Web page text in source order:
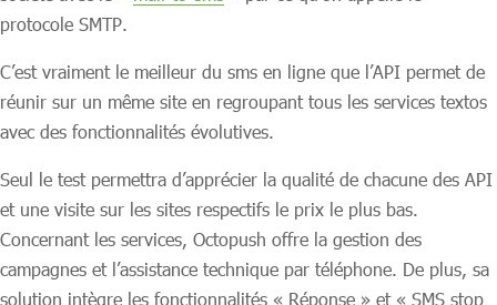
protocole SMTP.
C’est vraiment le meilleur du sms en ligne que l’API permet de
réunir sur un même site en regroupant tous les services textos
avec des fonctionnalités évolutives.
Seul le test permettra d’apprécier la qualité de chacune des API
et une visite sur les sites respectifs le prix le plus bas.
Concernant les services, Octopush offre la gestion des
campagnes et l’assistance technique par téléphone. De plus, sa
solution intègre les fonctionnalités « Réponse » et « SMS stop